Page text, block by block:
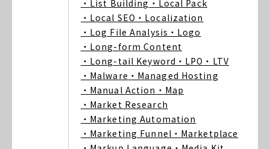
・List Building ・Local Pack
・Local SEO ・Localization
・Log File Analysis ・Logo
・Long-form Content
・Long-tail Keyword ・LPO ・LTV
・Malware ・Managed Hosting
・Manual Action ・Map
・Market Research
・Marketing Automation
・Marketing Funnel ・Marketplace